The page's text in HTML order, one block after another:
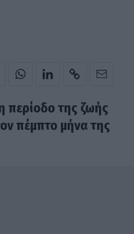
περίοδο της ζωής
πέμπτο μήνα της